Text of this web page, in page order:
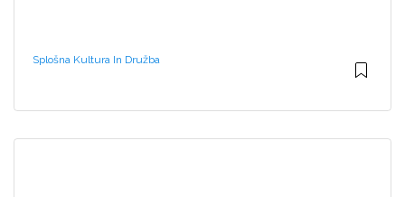
Splošna Kultura In Družba